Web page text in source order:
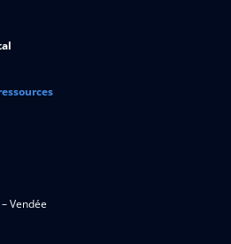
Vendée